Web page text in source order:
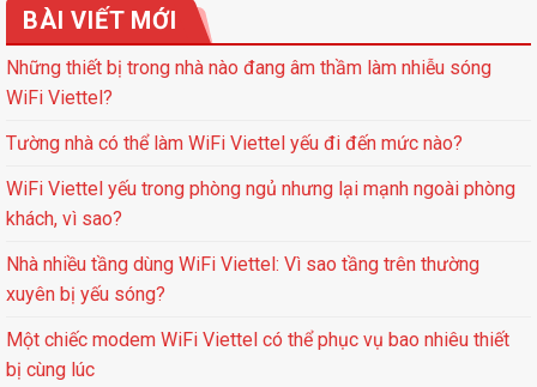
BÀI VIẾT MỚI
Những thiết bị trong nhà nào đang âm thầm làm nhiễu sóng
WiFi Viettel?
Tường nhà có thể làm WiFi Viettel yếu đi đến mức nào?
WiFi Viettel yếu trong phòng ngủ nhưng lại mạnh ngoài phòng
khách, vì sao?
Nhà nhiều tầng dùng WiFi Viettel: Vì sao tầng trên thường
xuyên bị yếu sóng?
Một chiếc modem WiFi Viettel có thể phục vụ bao nhiêu thiết
bị cùng lúc